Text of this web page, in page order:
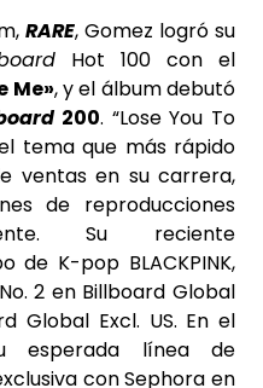
RARE, Gomez logró su
Hot 100 con el
Me», y el álbum debutó
200. “Lose You To
tema que más rápido
ventas en su carrera,
de reproducciones
Su reciente
K-pop BLACKPINK,
2 en Billboard Global
Global Excl. US. En el
esperada línea de
con Sephora en